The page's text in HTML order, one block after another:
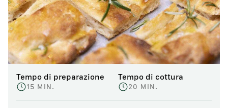
Tempo di preparazione
15 MIN.
Tempo di cottura
20 MIN.